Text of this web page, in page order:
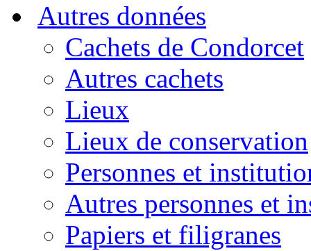
Autres données
Cachets de Condorcet
Autres cachets
Lieux
Lieux de conservation
Personnes et
Autres personnes et
Papiers et filigranes